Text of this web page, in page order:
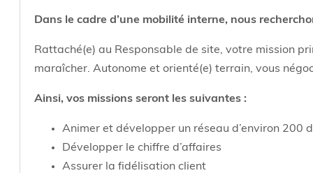
Dans le cadre d’une mobilité interne, nous
Rattaché(e) au Responsable de site, votre mission
maraîcher. Autonome et orienté(e) terrain, vous
Ainsi, vos missions seront les suivantes :
Animer et développer un réseau d’environ 200
Développer le chiffre d’affaires
Assurer la fidélisation client